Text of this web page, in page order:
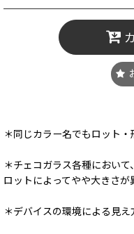
＊同じカラー名でもロット
＊チェコガラス各種におい
ロットによってやや大きさが
＊デバイスの環境による見